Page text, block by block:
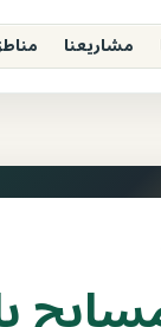
مشاريعنا